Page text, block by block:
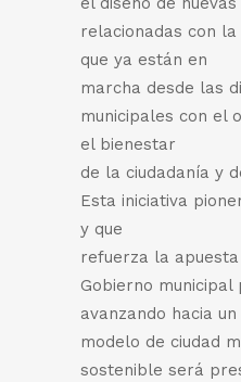
relacionadas con
que ya están en
marcha desde las
municipales con el
el bienestar
de la ciudadanía y
Esta iniciativa
y que
refuerza la
Gobierno municipal
avanzando hacia un
modelo de ciudad
sostenible será